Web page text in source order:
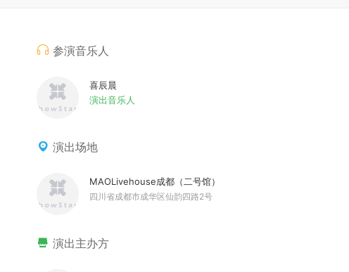
参演音乐人
喜辰晨
演出音乐人
演出场地
MAOLivehouse成都（二号馆）
四川省成都市成华区仙韵四路2号
演出主办方